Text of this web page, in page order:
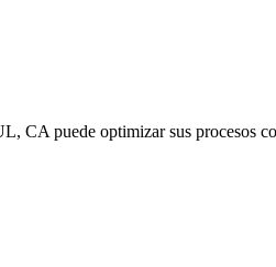
CA puede optimizar sus procesos